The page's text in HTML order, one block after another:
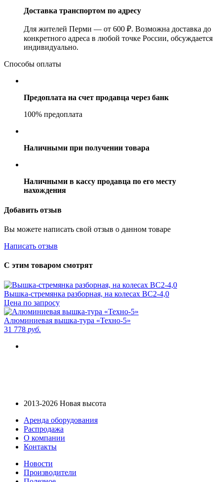
Доставка транспортом по адресу
Для жителей Перми — от 600 ₽. Возможна доставка до
конкретного адреса в любой точке России, обсуждается
индивидуально.
Способы оплаты
Предоплата на счет продавца через банк
100% предоплата
Наличными при получении товара
Наличными в кассу продавца по его месту
нахождения
Добавить отзыв
Вы можете написать свой отзыв о данном товаре
Написать отзыв
С этим товаром смотрят
Вышка-стремянка разборная, на колесах ВС2-4,0
Цена по запросу
Алюминиевая вышка-тура «Техно-5»
31 778 руб.
2013-2026 Новая высота
Аренда оборудования
Распродажа
О компании
Контакты
Новости
Производители